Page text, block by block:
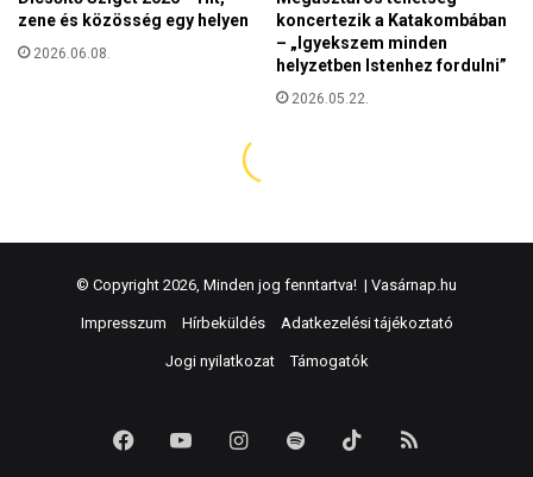
© Copyright 2026, Minden jog fenntartva! | Vasárnap.hu
Impresszum Hírbeküldés Adatkezelési tájékoztató
Jogi nyilatkozat Támogatók
FacebookYouTubeInstagram
Spotify TikTok